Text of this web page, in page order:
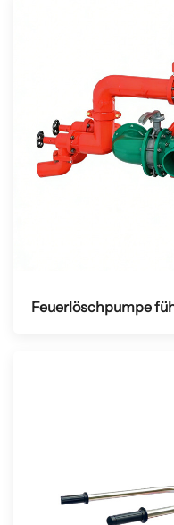
Feuerlöschpumpe